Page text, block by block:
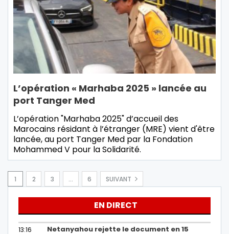
L’opération « Marhaba 2025 » lancée au
port Tanger Med
L’opération "Marhaba 2025" d’accueil des
Marocains résidant à l’étranger (MRE) vient d'être
lancée, au port Tanger Med par la Fondation
Mohammed V pour la Solidarité.
1 2 3 … 6 SUIVANT
EN DIRECT
13:16
Netanyahou rejette le document en 15